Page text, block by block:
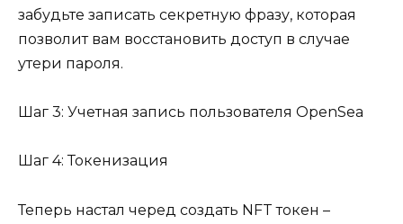
забудьте записать секретную фразу, которая
позволит вам восстановить доступ в случае
утери пароля.
Шаг 3: Учетная запись пользователя OpenSea
Шаг 4: Токенизация
Теперь настал черед создать NFT токен –